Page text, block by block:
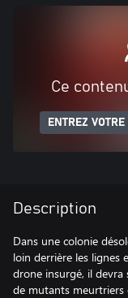
Ce
ENTREZ
Description
Dans une colonie
loin derrière les lignes
drone insurgé, il
de mutants meurtriers